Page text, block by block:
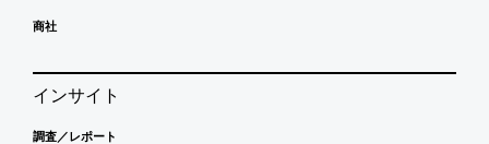
商社
インサイト
調査／レポート